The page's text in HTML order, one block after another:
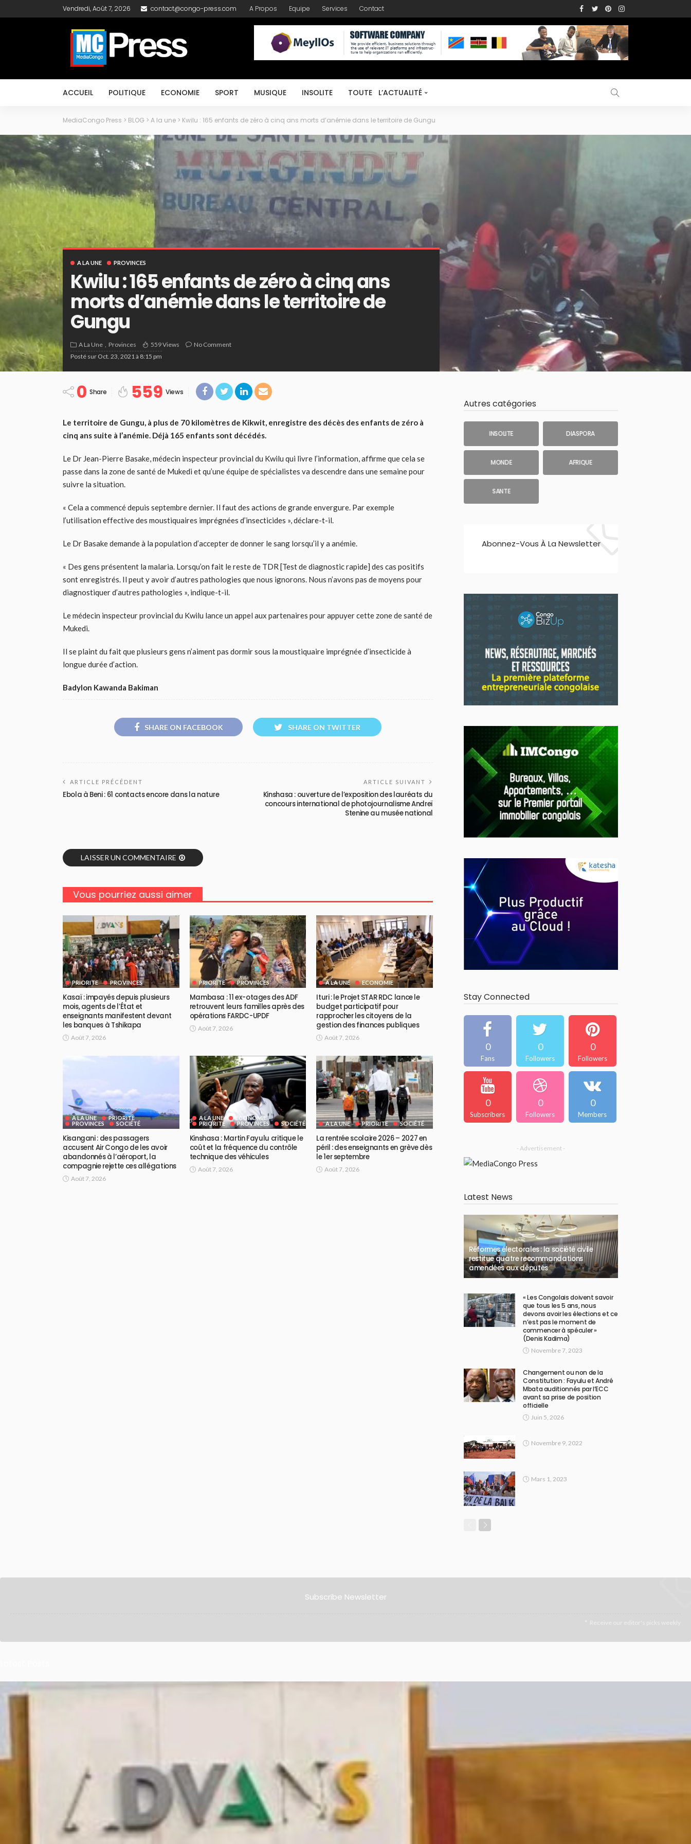
Vendredi, Août 7, 2026 contact@congo-press.com A Propos Equipe Services Contact
ACCUEIL POLITIQUE ECONOMIE SPORT MUSIQUE INSOLITE TOUTE L’ACTUALITÉ
MediaCongo Press > BLOG > A la une > Kwilu : 165 enfants de zéro à cinq ans morts d’anémie dans le territoire de Gungu
A LA UNE PROVINCES
Kwilu : 165 enfants de zéro à cinq ans
morts d’anémie dans le territoire de
Gungu
A La Une Provinces 559 Views
No Comment
Posté sur Oct. 23, 2021 à 8:15 pm
0 Share 559 Views
Le territoire de Gungu, à plus de 70 kilomètres de Kikwit, enregistre des décès des enfants de zéro à
cinq ans suite à l’anémie. Déjà 165 enfants sont décédés.
Le Dr Jean-Pierre Basake, médecin inspecteur provincial du Kwilu qui livre l’information, affirme que cela se
passe dans la zone de santé de Mukedi et qu’une équipe de spécialistes va descendre dans une semaine pour
suivre la situation.
« Cela a commencé depuis septembre dernier. Il faut des actions de grande envergure. Par exemple
l’utilisation effective des moustiquaires imprégnées d’insecticides », déclare-t-il.
Le Dr Basake demande à la population d’accepter de donner le sang lorsqu’il y a anémie.
« Des gens présentent la malaria. Lorsqu’on fait le reste de TDR [Test de diagnostic rapide] des cas positifs
sont enregistrés. Il peut y avoir d’autres pathologies que nous ignorons. Nous n’avons pas de moyens pour
diagnostiquer d’autres pathologies », indique-t-il.
Le médecin inspecteur provincial du Kwilu lance un appel aux partenaires pour appuyer cette zone de santé de
Mukedi.
Il se plaint du fait que plusieurs gens n’aiment pas dormir sous la moustiquaire imprégnée d’insecticide à
longue durée d’action.
Badylon Kawanda Bakiman
SHARE ON FACEBOOK SHARE ON TWITTER
ARTICLE PRÉCÉDENT
Ebola à Beni : 61 contacts encore dans la nature
ARTICLE SUIVANT
Kinshasa : ouverture de l’exposition des lauréats du
concours international de photojournalisme Andreï
Stenine au musée national
LAISSER UN COMMENTAIRE
Vous pourriez aussi aimer
PRIORITE PROVINCES
Kasaï : impayés depuis plusieurs
mois, agents de l’État et
enseignants manifestent devant
les banques à Tshikapa
Août 7, 2026
PRIORITE PROVINCES
Mambasa : 11 ex-otages des ADF
retrouvent leurs familles après des
opérations FARDC-UPDF
Août 7, 2026
A LA UNE ECONOMIE
Ituri : le Projet STAR RDC lance le
budget participatif pour
rapprocher les citoyens de la
gestion des finances publiques
Août 7, 2026
A LA UNE
PRIORITE
PROVINCES
SOCIÉTÉ
Kisangani : des passagers
accusent Air Congo de les avoir
abandonnés à l’aéroport, la
compagnie rejette ces allégations
Août 7, 2026
A LA UNE
ECONOMIE
PRIORITE
PROVINCES SOCIÉTÉ
Kinshasa : Martin Fayulu critique le
coût et la fréquence du contrôle
technique des véhicules
Août 7, 2026
A LA UNE PRIORITE SOCIÉTÉ
La rentrée scolaire 2026 – 2027 en
péril : des enseignants en grève dès
le 1er septembre
Août 7, 2026
Autres catégories
INSOLITE DIASPORA
MONDE AFRIQUE
SANTE
Abonnez-Vous À La Newsletter
Stay Connected
0
Fans
0
Followers
0
Followers
0
Subscribers
0
Followers
0
Members
- Advertisement -
Latest News
Réformes électorales : la société civile
restitue quatre recommandations
amendées aux députés
« Les Congolais doivent savoir
que tous les 5 ans, nous
devons avoir les élections et ce
n’est pas le moment de
commencer à spéculer »
(Denis Kadima)
Novembre 7, 2023
Changement ou non de la
Constitution : Fayulu et André
Mbata auditionnés par l’ECC
avant sa prise de position
officielle
Juin 5, 2026
Novembre 9, 2022
Mars 1, 2023
Subscribe Newsletter
Receive our editor's picks weekly